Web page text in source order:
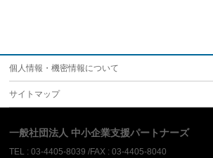
個人情報・機密情報について
サイトマップ
一般社団法人 中小企業支援パートナーズ
TEL : 03-4405-8039 /FAX : 03-4405-8040